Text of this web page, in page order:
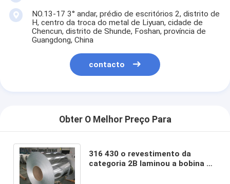
NO.13-17 3° andar, prédio de escritórios 2, distrito de
H, centro da troca do metal de Liyuan, cidade de
Chencun, distrito de Shunde, Foshan, província de
Guangdong, China
contacto
Obter O Melhor Preço Para
316 430 o revestimento da
categoria 2B laminou a bobina de